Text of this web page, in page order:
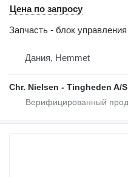
Цена по запросу
Запчасть - блок управления
Дания, Hemmet
Chr. Nielsen - Tingheden A/S